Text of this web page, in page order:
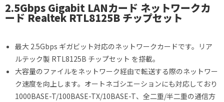
2.5Gbps Gigabit LANカード ネットワークカ
ード Realtek RTL8125B チップセット
最大 2.5Gbps ギガビット対応のネットワークカードです。リア
ルテック製 RTL8125B チップセット を搭載。
大容量のファイルをネットワーク経由で転送する際のネットワー
ク速度を向上します。オートネゴシエーションにも対応しており
1000BASE-T/100BASE-TX/10BASE-T、全二重/半二重の通信方